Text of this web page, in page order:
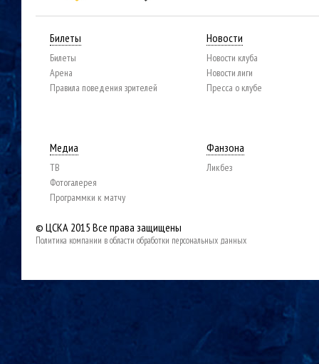
Билеты
Билеты
Арена
Правила поведения зрителей
Новости
Новости клуба
Новости лиги
Пресса о клубе
Медиа
ТВ
Фотогалерея
Программки к матчу
Фанзона
Ликбез
© ЦСКА 2015 Все права защищены
Политика компании в области обработки персональных данных